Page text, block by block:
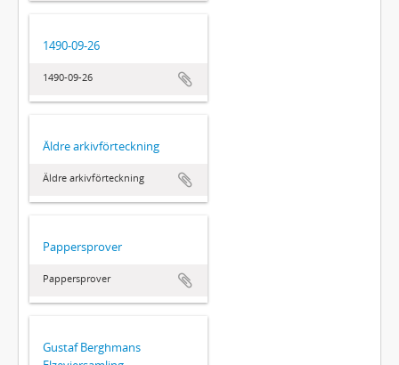
1490-09-26
1490-09-26
Äldre arkivförteckning
Äldre arkivförteckning
Pappersprover
Pappersprover
Gustaf Berghmans